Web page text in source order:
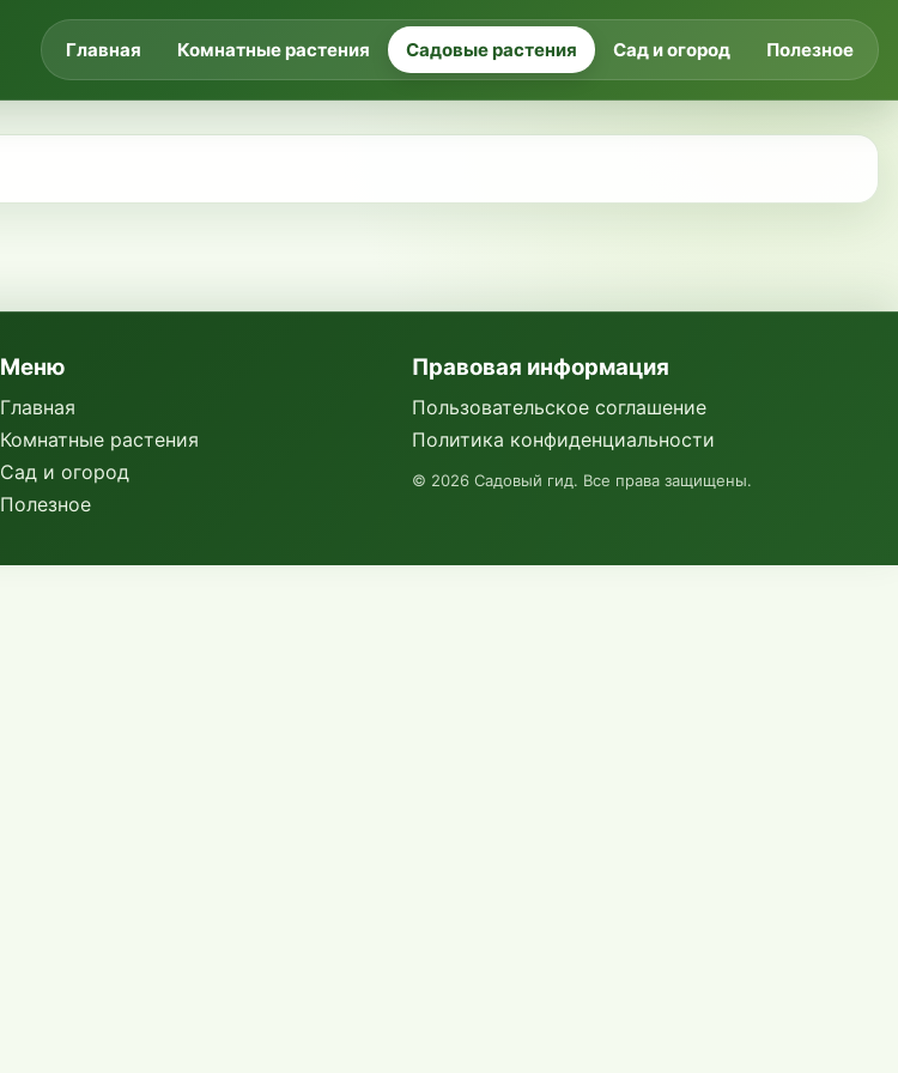
Главная Комнатные растения Садовые растения Сад и огород Полезное
Меню
Главная
Комнатные растения
Сад и огород
Полезное
Правовая информация
Пользовательское соглашение
Политика конфиденциальности
© 2026 Садовый гид. Все права защищены.